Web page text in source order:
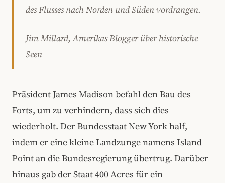
des Flusses nach Norden und Süden vordrangen.
Jim Millard, Amerikas Blogger über historische
Seen
Präsident James Madison befahl den Bau des
Forts, um zu verhindern, dass sich dies
wiederholt. Der Bundesstaat New York half,
indem er eine kleine Landzunge namens Island
Point an die Bundesregierung übertrug. Darüber
hinaus gab der Staat 400 Acres für ein